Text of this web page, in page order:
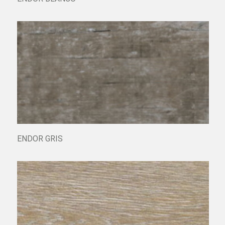
ENDOR BLANCO
ENDOR GRIS